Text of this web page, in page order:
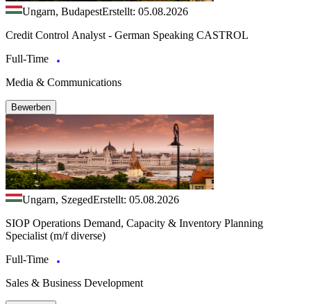
Ungarn, BudapestErstellt: 05.08.2026
Credit Control Analyst - German Speaking CASTROL
Full-Time
Media & Communications
Bewerben
Ungarn, SzegedErstellt: 05.08.2026
SIOP Operations Demand, Capacity & Inventory Planning
Specialist (m/f diverse)
Full-Time
Sales & Business Development